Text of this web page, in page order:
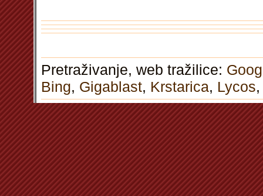
Pretraživanje, web tražilice:
Bing, Gigablast, Krstarica, Lycos